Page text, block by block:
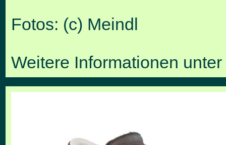
Fotos: (c) Meindl
Weitere Informationen unter